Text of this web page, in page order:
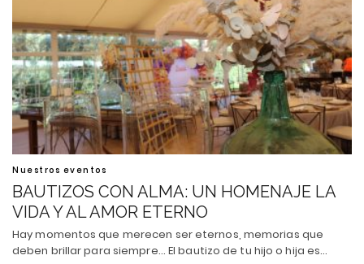
Nuestros eventos
BAUTIZOS CON ALMA: UN HOMENAJE LA
VIDA Y AL AMOR ETERNO
Hay momentos que merecen ser eternos, memorias que
deben brillar para siempre... El bautizo de tu hijo o hija es…